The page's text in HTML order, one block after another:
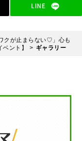
LINE
クが止まらない♡」心も
ント】
ギャラリー